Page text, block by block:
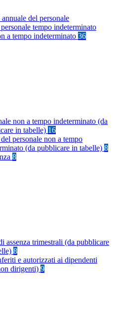
del personale
tempo indeterminato
a tempo indeterminato 36
non a tempo indeterminato (da
in tabelle) 16
personale non a tempo
(da pubblicare in tabelle) 8
8
assenza trimestrali (da pubblicare
8
e autorizzati ai dipendenti
dirigenti) 9